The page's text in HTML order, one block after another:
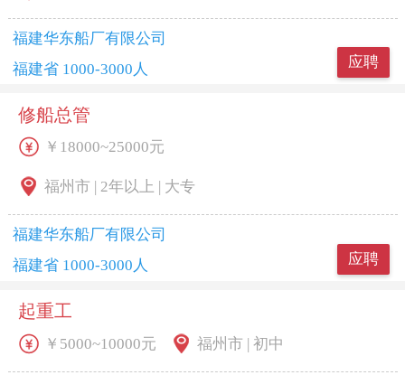
应聘
福建华东船厂有限公司
福建省 1000-3000人
修船总管
应聘
￥18000~25000元
福州市 | 2年以上 | 大专
福建华东船厂有限公司
福建省 1000-3000人
起重工
￥5000~10000元 福州市 | 初中